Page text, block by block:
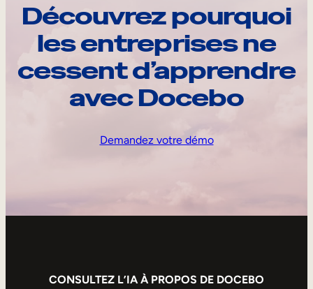
Découvrez pourquoi
les entreprises ne
cessent d’apprendre
avec Docebo
Demandez votre démo
CONSULTEZ L’IA À PROPOS DE DOCEBO